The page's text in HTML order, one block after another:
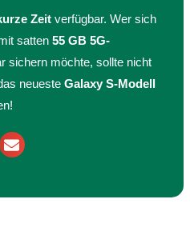
Zeit verfügbar. Wer sich
satten 55 GB 5G-
sichern möchte, sollte nicht
neueste Galaxy S-Modell